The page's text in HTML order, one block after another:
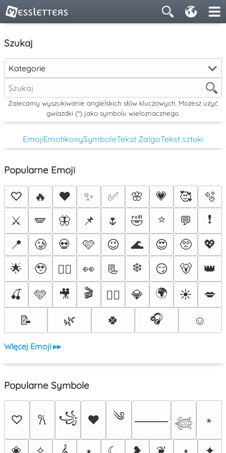
Szukaj
Kategorie
Zalecamy wyszukiwanie angielskich słów kluczowych. Możesz użyć
gwiazdki (*) jako symbolu wieloznacznego.
EmojiEmotikonySymboleTekst ZalgoTekst sztuki
Popularne Emoji
♡ 🔥 ❤️ ✨ ✅ 🌸 💗 🥰
🫧
⚔️
🪽 🦋 📌 🌷 🤣 ⭐ 💬
❗
📍
🥲 💀 🩷 😉 🌊 😍 🥺
💖
🌟
🥹 ❤️‍🔥 👀 📃 ❄️ 😏 🐻
👑
🍒
🩵 🎥 🎬 🐦‍🔥 💎 🌍 ☀️
💋
📝
🌿 🍀 🎧 ☺️
Więcej Emoji ▸▸
Popularne Symbole
♡ 𐙚 ꧁ ♥ ༄ ⸻ 𓆉 ⭒